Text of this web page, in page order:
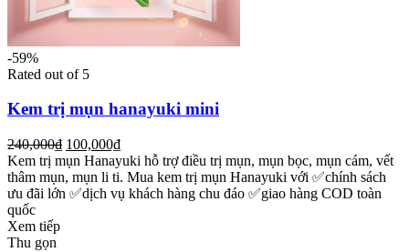
-59%
Rated out of 5
Kem trị mụn hanayuki mini
240,000₫ 100,000₫
Kem trị mụn Hanayuki hỗ trợ điều trị mụn, mụn bọc, mụn cám, vết
thâm mụn, mụn li ti. Mua kem trị mụn Hanayuki với ✅chính sách
ưu đãi lớn ✅dịch vụ khách hàng chu đáo ✅giao hàng COD toàn
quốc
Xem tiếp
Thu gọn